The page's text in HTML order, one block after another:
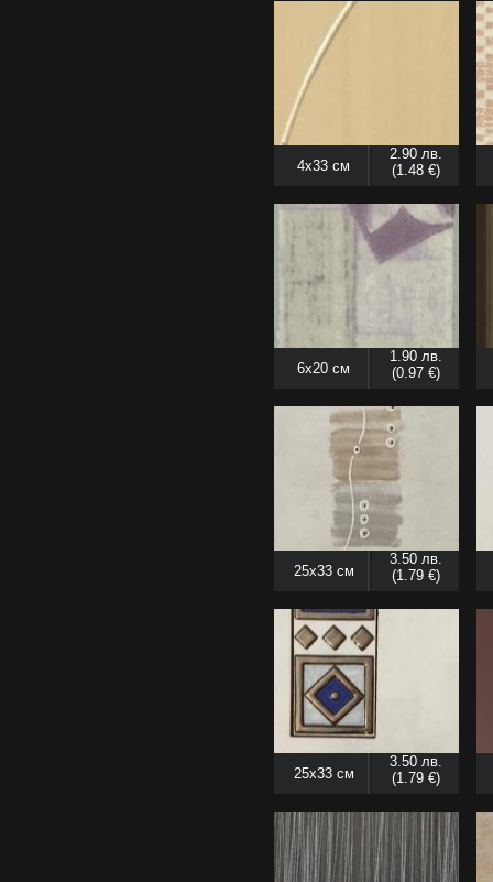
4x33 см
2.90 лв.
(1.48 €)
6x20 см
1.90 лв.
(0.97 €)
25x33 см
3.50 лв.
(1.79 €)
25x33 см
3.50 лв.
(1.79 €)